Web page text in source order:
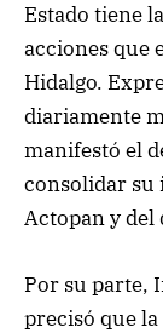
Estado tiene
acciones que
Hidalgo.
diariamente
manifestó el
consolidar su
Actopan y
Por su parte,
precisó que